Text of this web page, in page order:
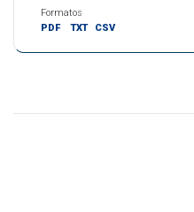
Formatos
PDF
TXT CSV